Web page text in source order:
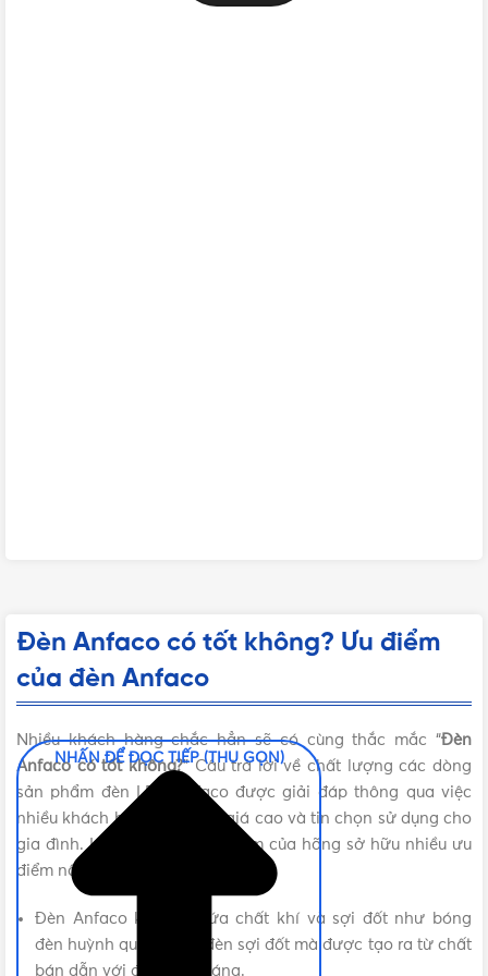
Đèn Anfaco có tốt không? Ưu điểm
của đèn Anfaco
Nhiều khách hàng chắc hẳn sẽ có cùng thắc mắc “Đèn
Anfaco có tốt không?” Câu trả lời về chất lượng các dòng
sản phẩm đèn LED Anfaco được giải đáp thông qua việc
nhiều khách hàng đã đánh giá cao và tin chọn sử dụng cho
gia đình. Lý do là bởi sản phẩm của hãng sở hữu nhiều ưu
điểm nổi bật như:
Đèn Anfaco không chứa chất khí và sợi đốt như bóng
đèn huỳnh quang hay đèn sợi đốt mà được tạo ra từ chất
bán dẫn với điốt phát sáng.
NHẤN ĐỂ ĐỌC TIẾP (THU GỌN)